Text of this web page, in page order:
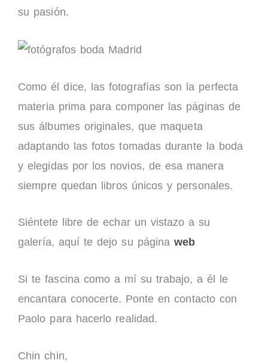
su pasión.
Como él dice, las fotografías son la perfecta
materia prima para componer las páginas de
sus álbumes originales, que maqueta
adaptando las fotos tomadas durante la boda
y elegidas por los novios, de esa manera
siempre quedan libros únicos y personales.
Siéntete libre de echar un vistazo a su
galería, aquí te dejo su páginaweb
Si te fascina como a mí su trabajo, a él le
encantara conocerte. Ponte en contacto con
Paolo para hacerlo realidad.
Chin chin,